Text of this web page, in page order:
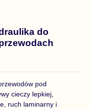
do
pod
cieczy lepkiej,
ruch laminarny i